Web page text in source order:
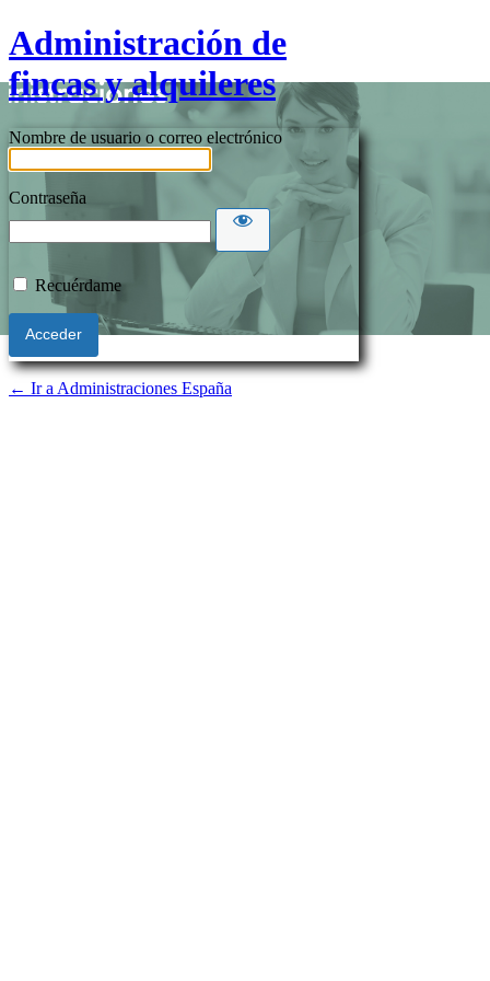
Administración de
fincas y alquileres
Nombre de usuario o correo electrónico
Contraseña
Recuérdame
← Ir a Administraciones España